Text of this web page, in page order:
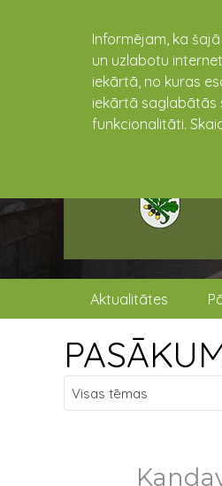
Informējam, ka
un uzlabotu
iekārtā, no kuras
iekārtā saglabātās
funkcionalitāti.
Aktualitātes